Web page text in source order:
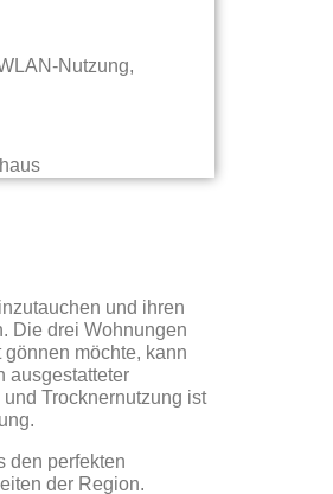
Nutzung,
und ihren
Die drei Wohnungen
möchte, kann
ausgestatteter
Trocknernutzung ist
den perfekten
der Region.